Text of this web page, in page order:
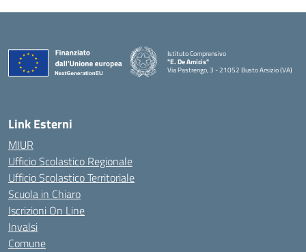
Istituto Comprensivo
"E. De Amicis"
Via Pastrengo, 3 - 21052 Busto Arsizio (VA)
Link Esterni
MIUR
Ufficio Scolastico Regionale
Ufficio Scolastico Territoriale
Scuola in Chiaro
Iscrizioni On Line
Invalsi
Comune